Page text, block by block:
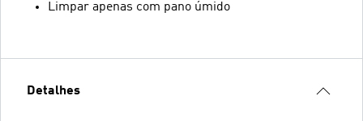
Limpar apenas com pano úmido
Detalhes